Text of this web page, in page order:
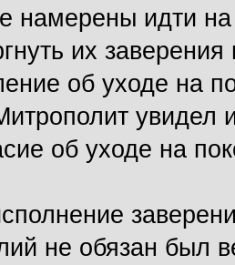
намерены идти
их
об уходе на
увидел
об уходе на
не обязан был